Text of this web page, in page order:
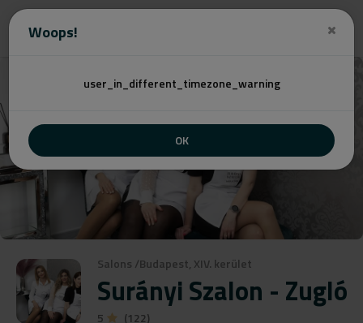
Woops!
user_in_different_timezone_warning
OK
Salons /Budapest, XIV. kerület
Surányi Szalon - Zugló
5 (122)